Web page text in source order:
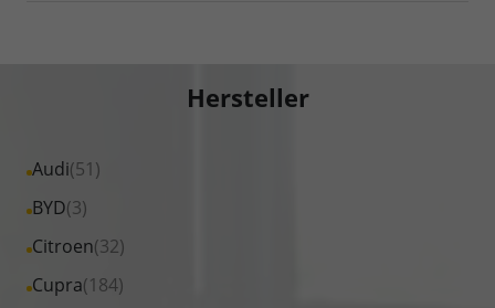
Hersteller
Audi(51)
Alle
Fahrzeuge
Audi
anzeigen
BYD(3)
Alle
Fahrzeuge
BYD
Citroen(32)
Alle
Fahrzeuge
Cupra(184)
Alle